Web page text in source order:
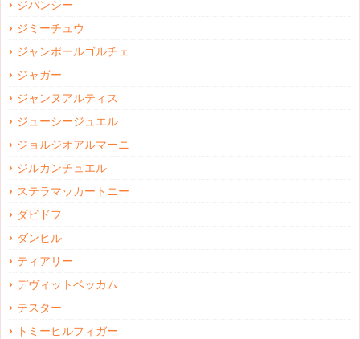
ジバンシー
ジミーチュウ
ジャンポールゴルチェ
ジャガー
ジャンヌアルティス
ジューシージュエル
ジョルジオアルマーニ
ジルカンチュエル
ステラマッカートニー
ダビドフ
ダンヒル
ティアリー
デヴィットベッカム
テスター
トミーヒルフィガー